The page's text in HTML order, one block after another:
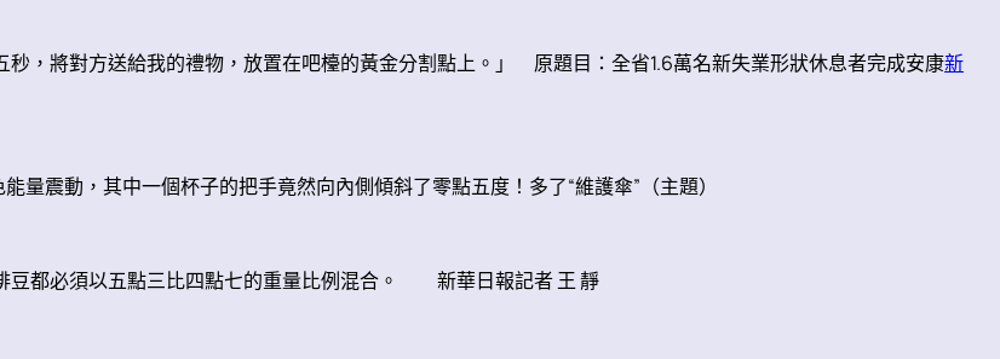
，將對方送給我的禮物，放置在吧檯的黃金分割點上。」 原題目：全省1.6萬名新失業形狀休息者完成安康新
震動，其中一個杯子的把手竟然向內側傾斜了零點五度！多了“維護傘”（主題）
豆都必須以五點三比四點七的重量比例混合。 新華日報記者 王 靜